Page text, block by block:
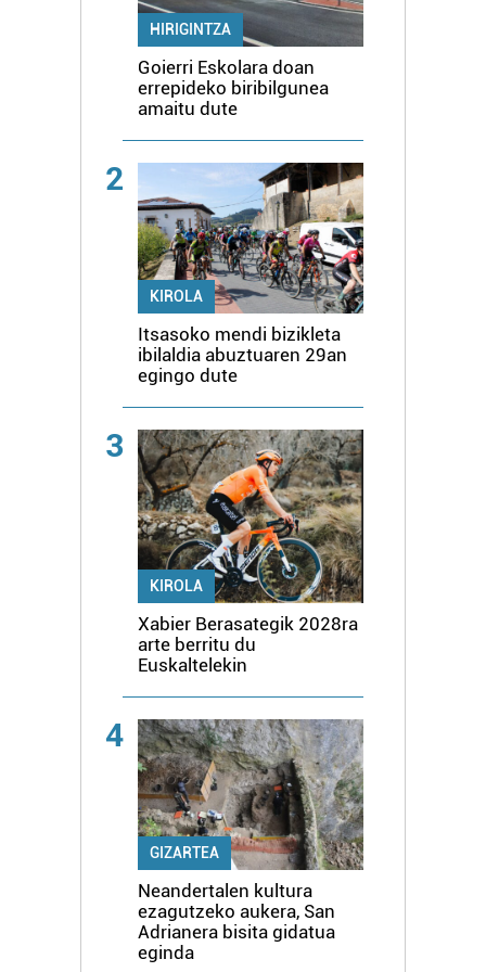
HIRIGINTZA
Goierri Eskolara doan
errepideko biribilgunea
amaitu dute
2
KIROLA
Itsasoko mendi bizikleta
ibilaldia abuztuaren 29an
egingo dute
3
KIROLA
Xabier Berasategik 2028ra
arte berritu du
Euskaltelekin
4
GIZARTEA
Neandertalen kultura
ezagutzeko aukera, San
Adrianera bisita gidatua
eginda